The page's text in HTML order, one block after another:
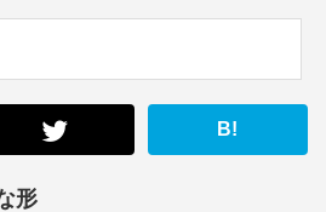
B!
形